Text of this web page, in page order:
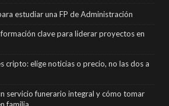
estudiar una FP de Administración
clave para liderar proyectos en
cripto: elige noticias o precio, no las dos a
servicio funerario integral y cómo tomar
familia